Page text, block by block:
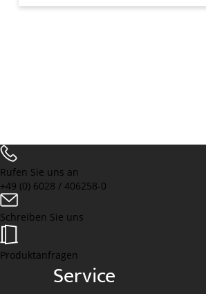
Rufen Sie uns an
+49 (0) 6028 / 406258-0
Schreiben Sie uns
Produktanfragen
Service